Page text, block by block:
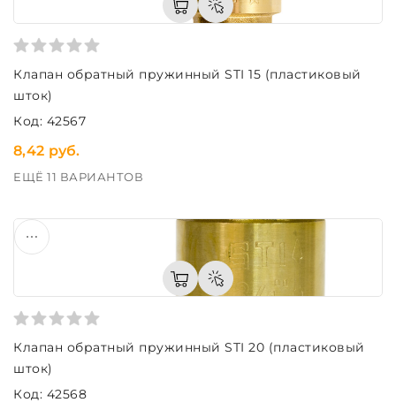
Клапан обратный пружинный STI 15 (пластиковый
шток)
Код: 42567
8,42 руб.
ЕЩЁ 11 ВАРИАНТОВ
Клапан обратный пружинный STI 20 (пластиковый
шток)
Код: 42568